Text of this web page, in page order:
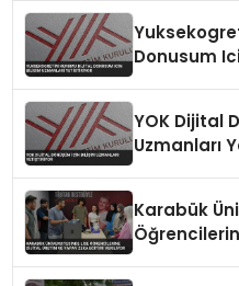
Donusum
YOK Dijital
Uzmanları
Karabük